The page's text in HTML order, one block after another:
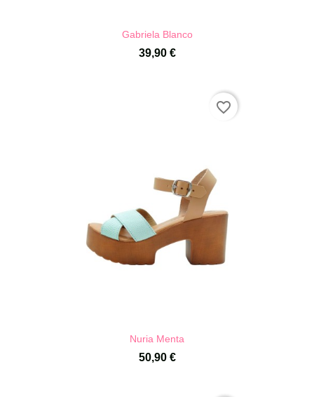
Gabriela Blanco
39,90 €
Nuria Menta
50,90 €
favorite_border